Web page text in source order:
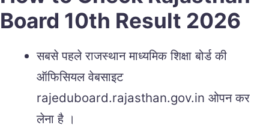
Board 10th Result 2026
सबसे पहले राजस्थान माध्यमिक शिक्षा बोर्ड की
ऑफिसियल वेबसाइट
rajeduboard.rajasthan.gov.in ओपन कर
लेना है ।